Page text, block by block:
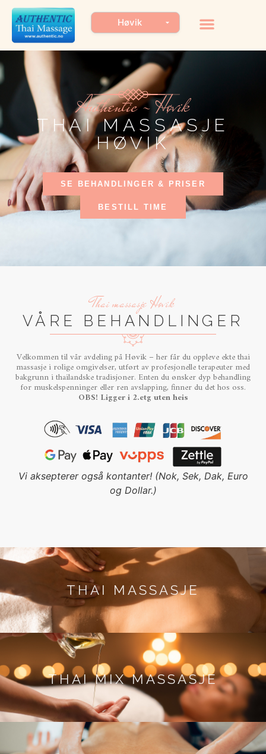
Authentic - Høvik
THAI MASSASJE
HØVIK
SE BEHANDLINGER & PRISER
BESTILL TIME
Thai massasje Høvik
VÅRE BEHANDLINGER
Velkommen til vår avdeling på Høvik – her får du oppleve ekte thai
massasje i rolige omgivelser, utført av profesjonelle terapeuter med
bakgrunn i thailandske tradisjoner. Enten du ønsker dyp behandling
for muskelspenninger eller ren avslapping, finner du det hos oss.
OBS! Ligger i 2.etg uten heis
Vi aksepterer også kontanter! (Nok, Sek, Dak, Euro
og Dollar.)
THAI MASSASJE
THAI MIX MASSASJE